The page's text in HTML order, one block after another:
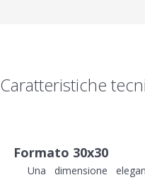
Caratteristiche
Formato 30x30
Una dimensione